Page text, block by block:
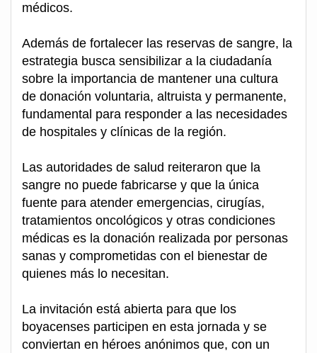
médicos.
Además de fortalecer las reservas de sangre, la
estrategia busca sensibilizar a la ciudadanía
sobre la importancia de mantener una cultura
de donación voluntaria, altruista y permanente,
fundamental para responder a las necesidades
de hospitales y clínicas de la región.
Las autoridades de salud reiteraron que la
sangre no puede fabricarse y que la única
fuente para atender emergencias, cirugías,
tratamientos oncológicos y otras condiciones
médicas es la donación realizada por personas
sanas y comprometidas con el bienestar de
quienes más lo necesitan.
La invitación está abierta para que los
boyacenses participen en esta jornada y se
conviertan en héroes anónimos que, con un